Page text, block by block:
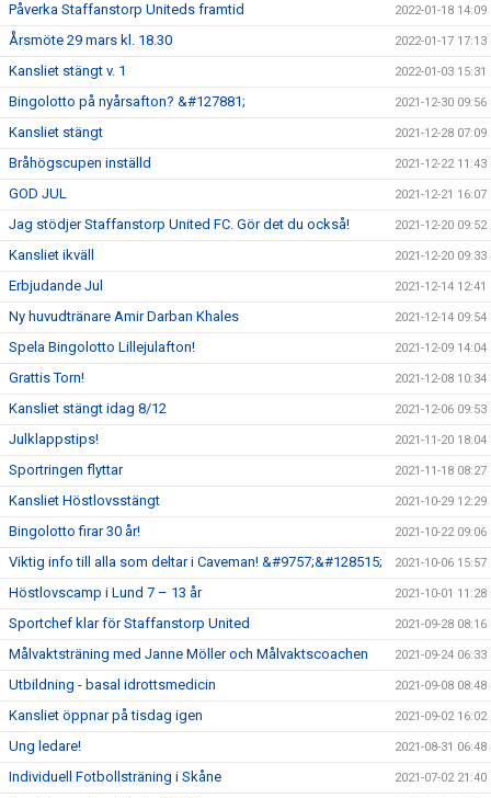
Påverka Staffanstorp Uniteds framtid 2022-01-18 14:09
Årsmöte 29 mars kl. 18.30 2022-01-17 17:13
Kansliet stängt v. 1 2022-01-03 15:31
Bingolotto på nyårsafton? &#127881; 2021-12-30 09:56
Kansliet stängt 2021-12-28 07:09
Bråhögscupen inställd 2021-12-22 11:43
GOD JUL 2021-12-21 16:07
Jag stödjer Staffanstorp United FC. Gör det du också! 2021-12-20 09:52
Kansliet ikväll 2021-12-20 09:33
Erbjudande Jul 2021-12-14 12:41
Ny huvudtränare Amir Darban Khales 2021-12-14 09:54
Spela Bingolotto Lillejulafton! 2021-12-09 14:04
Grattis Torn! 2021-12-08 10:34
Kansliet stängt idag 8/12 2021-12-06 09:53
Julklappstips! 2021-11-20 18:04
Sportringen flyttar 2021-11-18 08:27
Kansliet Höstlovsstängt 2021-10-29 12:29
Bingolotto firar 30 år! 2021-10-22 09:06
Viktig info till alla som deltar i Caveman! &#9757;&#128515; 2021-10-06 15:57
Höstlovscamp i Lund 7 – 13 år 2021-10-01 11:28
Sportchef klar för Staffanstorp United 2021-09-28 08:16
Målvaktsträning med Janne Möller och Målvaktscoachen 2021-09-24 06:33
Utbildning - basal idrottsmedicin 2021-09-08 08:48
Kansliet öppnar på tisdag igen 2021-09-02 16:02
Ung ledare! 2021-08-31 06:48
Individuell Fotbollsträning i Skåne 2021-07-02 21:40